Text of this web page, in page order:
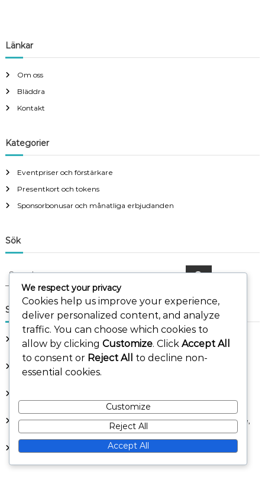
Länkar
Om oss
Bläddra
Kontakt
Kategorier
Eventpriser och förstärkare
Presentkort och tokens
Sponsorbonusar och månatliga erbjudanden
Sök
S
r
c
f
r
S
r
c
h
Senaste inlägg
Veckovisa sponsorbonusar: Regelbundna uppdateringar,
Spelarengagemang, Belöningssystem
Användning av återhämtningspaket: Optimal återhämtning,
Spelpåverkan, Strategisk planering
Communityevenemang, Exklusiva belöningar
Sponsorbonusstrategier: Maximera belöningar, Effektivt spelande,
Spelartips
Dagliga presentkoder: Regelbundna uppdateringar,
We respect your privacy
Cookies help us improve your experience,
deliver personalized content, and analyze
traffic. You can choose which cookies to
allow by clicking Customize. Click Accept All
to consent or Reject All
to decline non-
essential cookies.
Customize
Reject All
Accept All